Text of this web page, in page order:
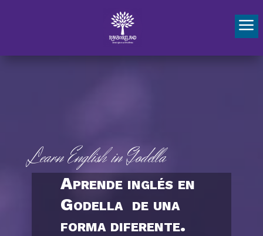
a
Learn English in Godella
Aprende inglés en
Godella de una
forma diferente.
Idioma »